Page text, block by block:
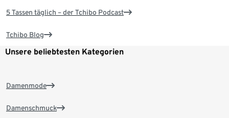
5 Tassen täglich – der Tchibo Podcast
Tchibo Blog
Unsere beliebtesten Kategorien
Damenmode
Damenschmuck